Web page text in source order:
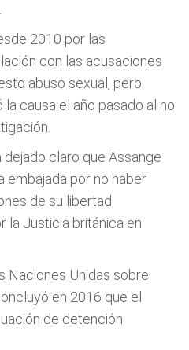
2010 por las
con las acusaciones
abuso sexual, pero
causa el año pasado al no
dejado claro que Assange
embajada por no haber
de su libertad
la Justicia británica en
Naciones Unidas sobre
en 2016 que el
de detención